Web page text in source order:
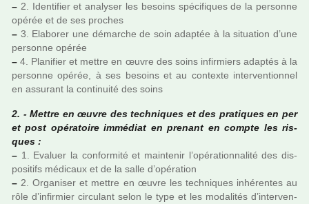
– 2. Identifier et ana­ly­ser les besoins spé­ci­fi­ques de la per­sonne
opérée et de ses pro­ches
– 3. Elaborer une démar­che de soin adap­tée à la situa­tion d’une
per­sonne opérée
– 4. Planifier et mettre en œuvre des soins infir­miers adap­tés à la
per­sonne opérée, à ses besoins et au contexte inter­ven­tion­nel
en assu­rant la conti­nuité des soins
2. - Mettre en œuvre des tech­ni­ques et des pra­ti­ques en per
et post opé­ra­toire immé­diat en pre­nant en compte les ris­
ques :
– 1. Evaluer la confor­mité et main­te­nir l’opé­ra­tion­na­lité des dis­
po­si­tifs médi­caux et de la salle d’opé­ra­tion
– 2. Organiser et mettre en œuvre les tech­ni­ques inhé­ren­tes au
rôle d’infir­mier cir­cu­lant selon le type et les moda­li­tés d’inter­ven­